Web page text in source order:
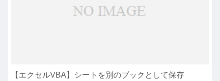
【エクセルVBA】シートを別のブックとして保存